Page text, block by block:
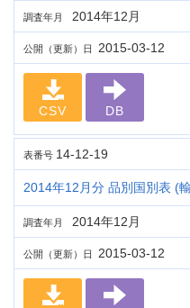
調査年月 2014年12月
公開（更新）日 2015-03-12
CSV DB
表番号 14-12-19
2014年12月分 品別国別表 (
調査年月 2014年12月
公開（更新）日 2015-03-12